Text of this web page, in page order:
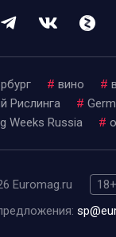
# вино #
Рислинга #
Weeks Russia #
Euromag.ru
18+